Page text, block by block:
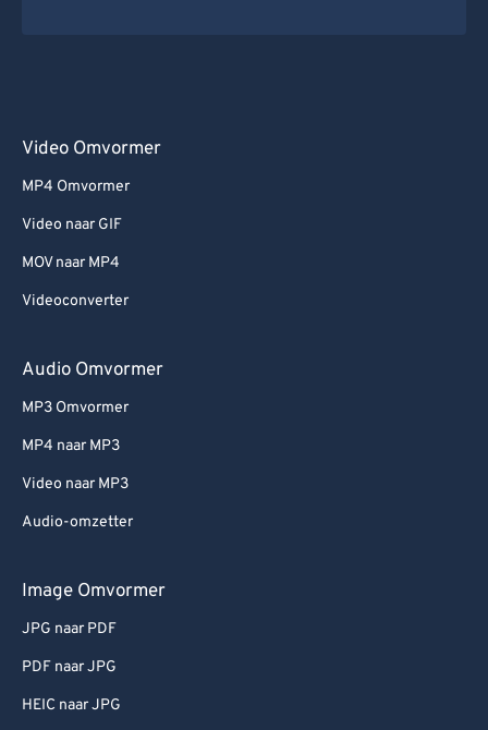
Video Omvormer
MP4 Omvormer
Video naar GIF
MOV naar MP4
Videoconverter
Audio Omvormer
MP3 Omvormer
MP4 naar MP3
Video naar MP3
Audio-omzetter
Image Omvormer
JPG naar PDF
PDF naar JPG
HEIC naar JPG